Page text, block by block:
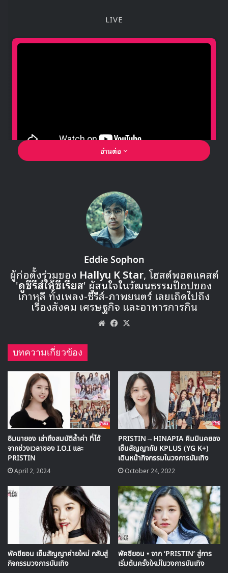
LIVE
🎙GYUBIN ปลื้มเมืองไทยขนาดไหน? ถึงกลับมาถ่าย
▶ คลิกดูสัมภาษณ์พิเศษ
อ่านต่อ
Eddie Sophon
ผู้ก่อตั้งร่วมของ Hallyu K Star, โฮสต์พอดแคสต์
'ดูซีรีส์ให้ซีเรียส' ผู้สนใจในวัฒนธรรมป๊อปของ
เกาหลี ทั้งเพลง-ซีรีส์-ภาพยนตร์ เลยเถิดไปถึง
เรื่องสังคม เศรษฐกิจ และอาหารการกิน
WebsiteFacebook
บทความเกี่ยวข้อง
อิมนายอง เล่าถึงสมบัติล้ำค่า ที่ได้
จากช่วงเวลาของ I.O.I และ
PRISTIN
April 2, 2024
PRISTIN→HINAPIA คิมมินคยอง
เซ็นสัญญากับ KPLUS (YG K+)
เดินหน้ากิจกรรมในวงการบันเทิง
October 24, 2022
พัคชียอน เซ็นสัญญาค่ายใหม่ กลับสู่
กิจกรรมวงการบันเทิง
พัคชียอน • จาก ‘PRISTIN’ สู่การ
เริ่มต้นครั้งใหม่ในวงการบันเทิง